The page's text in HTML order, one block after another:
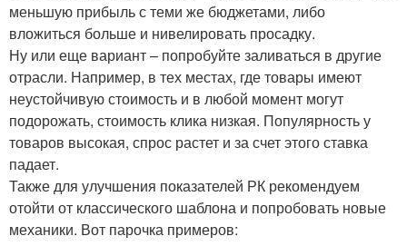
меньшую прибыль с теми же бюджетами, либо
вложиться больше и нивелировать просадку.
Ну или еще вариант – попробуйте заливаться в другие
отрасли. Например, в тех местах, где товары имеют
неустойчивую стоимость и в любой момент могут
подорожать, стоимость клика низкая. Популярность у
товаров высокая, спрос растет и за счет этого ставка
падает.
Также для улучшения показателей РК рекомендуем
отойти от классического шаблона и попробовать новые
механики. Вот парочка примеров: